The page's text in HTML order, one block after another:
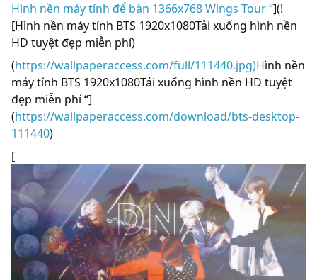
Hình nền máy tính để bàn 1366x768 Wings Tour “](!
[Hình nền máy tính BTS 1920x1080Tải xuống hình nền
HD tuyệt đẹp miễn phí)
(https://wallpaperaccess.com/full/111440.jpg)Hình nền
máy tính BTS 1920x1080Tải xuống hình nền HD tuyệt
đẹp miễn phí “]
(https://wallpaperaccess.com/download/bts-desktop-
111440)
[